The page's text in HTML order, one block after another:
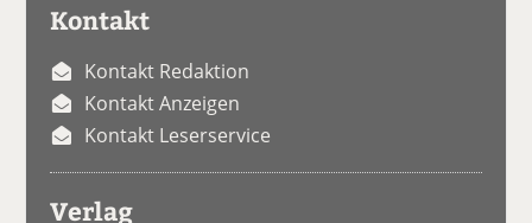
Kontakt
Kontakt Redaktion
Kontakt Anzeigen
Kontakt Leserservice
Verlag